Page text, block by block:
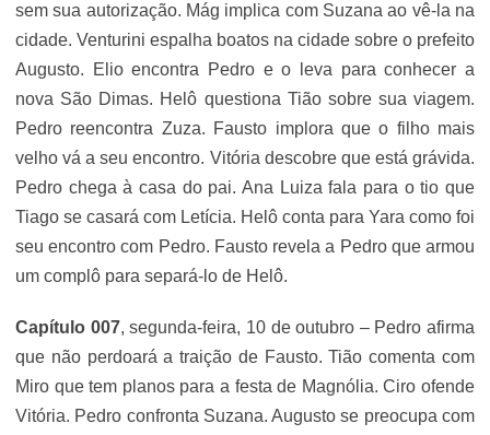
sem sua autorização. Mág implica com Suzana ao vê-la na
cidade. Venturini espalha boatos na cidade sobre o prefeito
Augusto. Elio encontra Pedro e o leva para conhecer a
nova São Dimas. Helô questiona Tião sobre sua viagem.
Pedro reencontra Zuza. Fausto implora que o filho mais
velho vá a seu encontro. Vitória descobre que está grávida.
Pedro chega à casa do pai. Ana Luiza fala para o tio que
Tiago se casará com Letícia. Helô conta para Yara como foi
seu encontro com Pedro. Fausto revela a Pedro que armou
um complô para separá-lo de Helô.
Capítulo 007, segunda-feira, 10 de outubro – Pedro afirma
que não perdoará a traição de Fausto. Tião comenta com
Miro que tem planos para a festa de Magnólia. Ciro ofende
Vitória. Pedro confronta Suzana. Augusto se preocupa com